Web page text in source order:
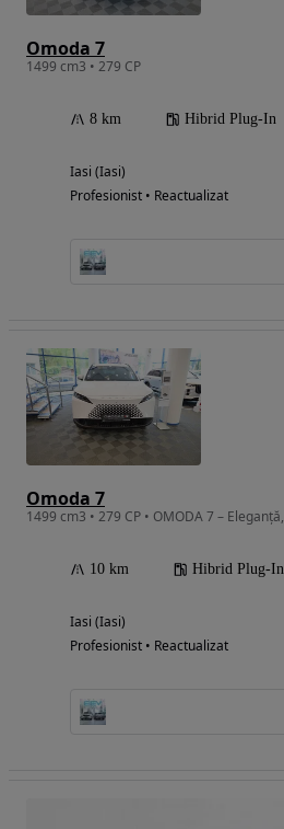
Omoda 7
1499 cm3 • 279 CP
8 km Hibrid Plug-In
Iasi (Iasi)
Profesionist • Reactualizat
Omoda 7
10 km Hibrid Plug-In
Iasi (Iasi)
Profesionist • Reactualizat